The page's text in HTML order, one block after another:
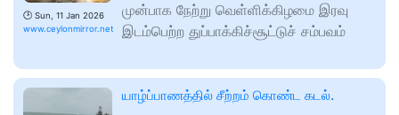
🕑 Sun, 11 Jan 2026
www.ceylonmirror.net
முன்பாக நேற்று வெள்ளிக்கிழமை இரவு
இடம்பெற்ற துப்பாக்கிச்சூட்டுச் சம்பவம்
யாழ்ப்பாணத்தில் சீற்றம் கொண்ட கடல்.